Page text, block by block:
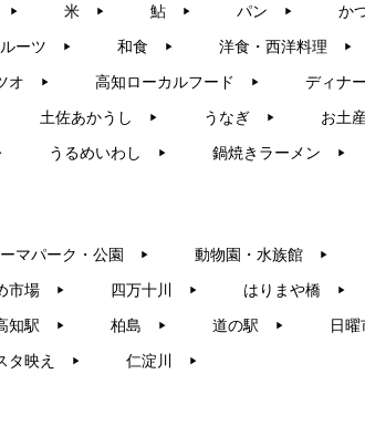
▶︎ 米 ▶︎ 鮎 ▶︎ パン ▶︎ か
ーツ ▶︎ 和食 ▶︎ 洋食・西洋料理 ▶︎
オ ▶︎ 高知ローカルフード ▶︎ ディナー
土佐あかうし ▶︎ うなぎ ▶︎ お土
うるめいわし ▶︎ 鍋焼きラーメン ▶︎
マパーク・公園 ▶︎ 動物園・水族館 ▶︎
市場 ▶︎ 四万十川 ▶︎ はりまや橋 ▶︎
知駅 ▶︎ 柏島 ▶︎ 道の駅 ▶︎ 日曜
タ映え ▶︎ 仁淀川 ▶︎